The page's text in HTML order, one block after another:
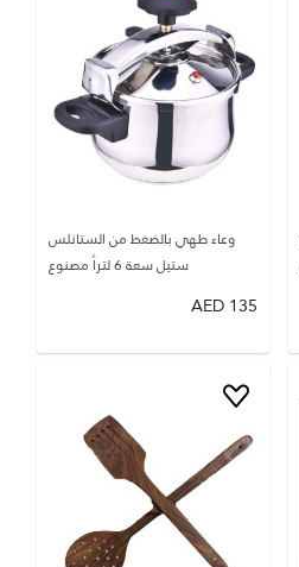
وعاء طهي بالضغط من الستانلس
ستيل سعة 6 لتراً مصنوع
135
AED